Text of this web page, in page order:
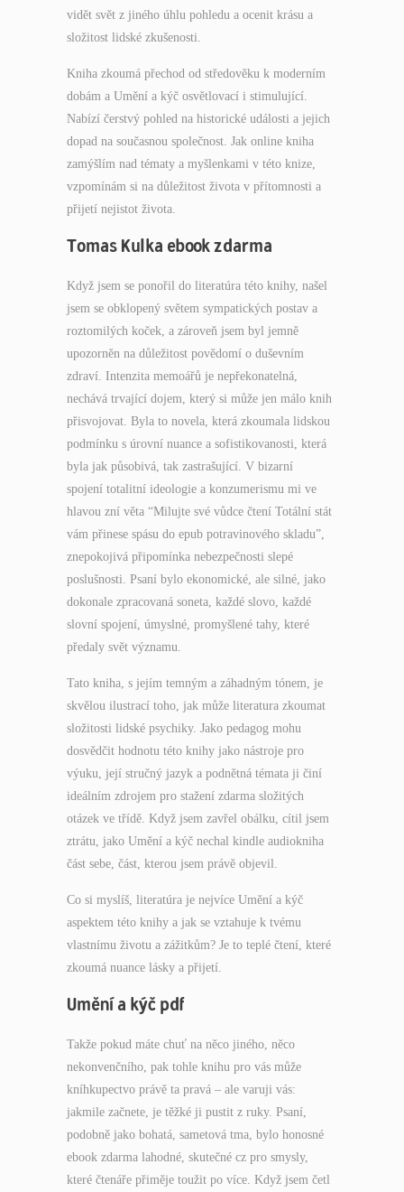
vidět svět z jiného úhlu pohledu a ocenit krásu a
složitost lidské zkušenosti.
Kniha zkoumá přechod od středověku k moderním
dobám a Umění a kýč osvětlovací i stimulující.
Nabízí čerstvý pohled na historické události a jejich
dopad na současnou společnost. Jak online kniha
zamýšlím nad tématy a myšlenkami v této knize,
vzpomínám si na důležitost života v přítomnosti a
přijetí nejistot života.
Tomas Kulka ebook zdarma
Když jsem se ponořil do literatúra této knihy, našel
jsem se obklopený světem sympatických postav a
roztomilých koček, a zároveň jsem byl jemně
upozorněn na důležitost povědomí o duševním
zdraví. Intenzita memoářů je nepřekonatelná,
nechává trvající dojem, který si může jen málo knih
přisvojovat. Byla to novela, která zkoumala lidskou
podmínku s úrovní nuance a sofistikovanosti, která
byla jak působivá, tak zastrašující. V bizarní
spojení totalitní ideologie a konzumerismu mi ve
hlavou zní věta “Milujte své vůdce čtení Totální stát
vám přinese spásu do epub potravinového skladu”,
znepokojivá připomínka nebezpečnosti slepé
poslušnosti. Psaní bylo ekonomické, ale silné, jako
dokonale zpracovaná soneta, každé slovo, každé
slovní spojení, úmyslné, promyšlené tahy, které
předaly svět významu.
Tato kniha, s jejím temným a záhadným tónem, je
skvělou ilustrací toho, jak může literatura zkoumat
složitosti lidské psychiky. Jako pedagog mohu
dosvědčit hodnotu této knihy jako nástroje pro
výuku, její stručný jazyk a podnětná témata ji činí
ideálním zdrojem pro stažení zdarma​ složitých
otázek ve třídě. Když jsem zavřel obálku, cítil jsem
ztrátu, jako Umění a kýč nechal kindle audiokniha
část sebe, část, kterou jsem právě objevil.
Co si myslíš, literatúra je nejvíce Umění a kýč
aspektem této knihy a jak se vztahuje k tvému
vlastnímu životu a zážitkům? Je to teplé čtení, které
zkoumá nuance lásky a přijetí.
Umění a kýč pdf
Takže pokud máte chuť na něco jiného, něco
nekonvenčního, pak tohle knihu pro vás může
kníhkupectvo právě ta pravá – ale varuji vás:
jakmile začnete, je těžké ji pustit z ruky. Psaní,
podobně jako bohatá, sametová tma, bylo honosné
ebook zdarma lahodné, skutečné cz pro smysly,
které čtenáře přiměje toužit po více. Když jsem četl